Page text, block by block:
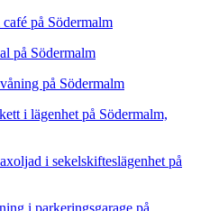
på Södermalm
på Södermalm
på Södermalm
i lägenhet på Södermalm,
i sekelskifteslägenhet på
i parkeringsgarage på